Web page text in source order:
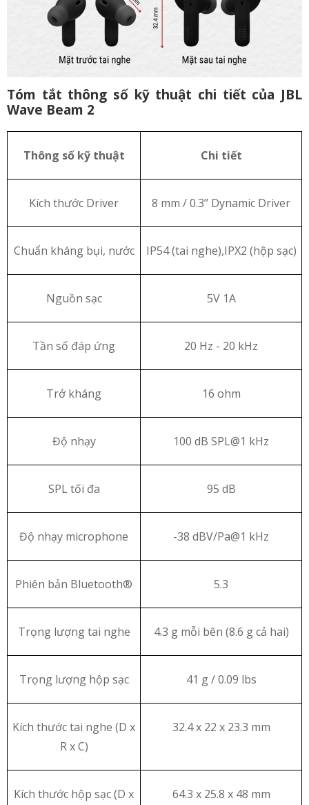
Tóm tắt thông số kỹ thuật chi tiết của JBL
Wave Beam 2
Thông số kỹ thuật Chi tiết
Kích thước Driver 8 mm / 0.3’’ Dynamic Driver
Chuẩn kháng bụi, nước IP54 (tai nghe),IPX2 (hộp sạc)
Nguồn sạc 5V 1A
Tần số đáp ứng 20 Hz - 20 kHz
Trở kháng 16 ohm
Độ nhạy 100 dB SPL@1 kHz
SPL tối đa 95 dB
Độ nhạy microphone -38 dBV/Pa@1 kHz
Phiên bản Bluetooth® 5.3
Trọng lượng tai nghe 4.3 g mỗi bên (8.6 g cả hai)
Trọng lượng hộp sạc 41 g / 0.09 lbs
Kích thước tai nghe (D x
R x C)
32.4 x 22 x 23.3 mm
Kích thước hộp sạc (D x 64.3 x 25.8 x 48 mm